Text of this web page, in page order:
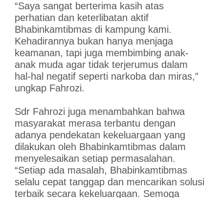
“Saya sangat berterima kasih atas
perhatian dan keterlibatan aktif
Bhabinkamtibmas di kampung kami.
Kehadirannya bukan hanya menjaga
keamanan, tapi juga membimbing anak-
anak muda agar tidak terjerumus dalam
hal-hal negatif seperti narkoba dan miras,”
ungkap Fahrozi.
Sdr Fahrozi juga menambahkan bahwa
masyarakat merasa terbantu dengan
adanya pendekatan kekeluargaan yang
dilakukan oleh Bhabinkamtibmas dalam
menyelesaikan setiap permasalahan.
“Setiap ada masalah, Bhabinkamtibmas
selalu cepat tanggap dan mencarikan solusi
terbaik secara kekeluargaan. Semoga